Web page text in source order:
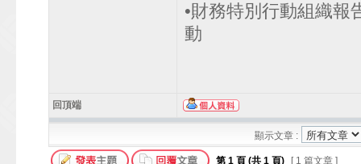
•財務特別行動組織報
動
回頂端
顯示文章 :
第 1 頁 (共 1 頁) [ 1 篇文章 ]